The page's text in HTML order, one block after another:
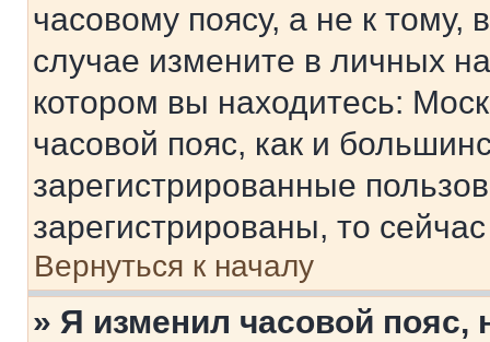
часовому поясу, а не к тому,
случае измените в личных
котором вы находитесь:
часовой пояс, как и
зарегистрированные
зарегистрированы, то
Вернуться к началу
» Я изменил часовой пояс,